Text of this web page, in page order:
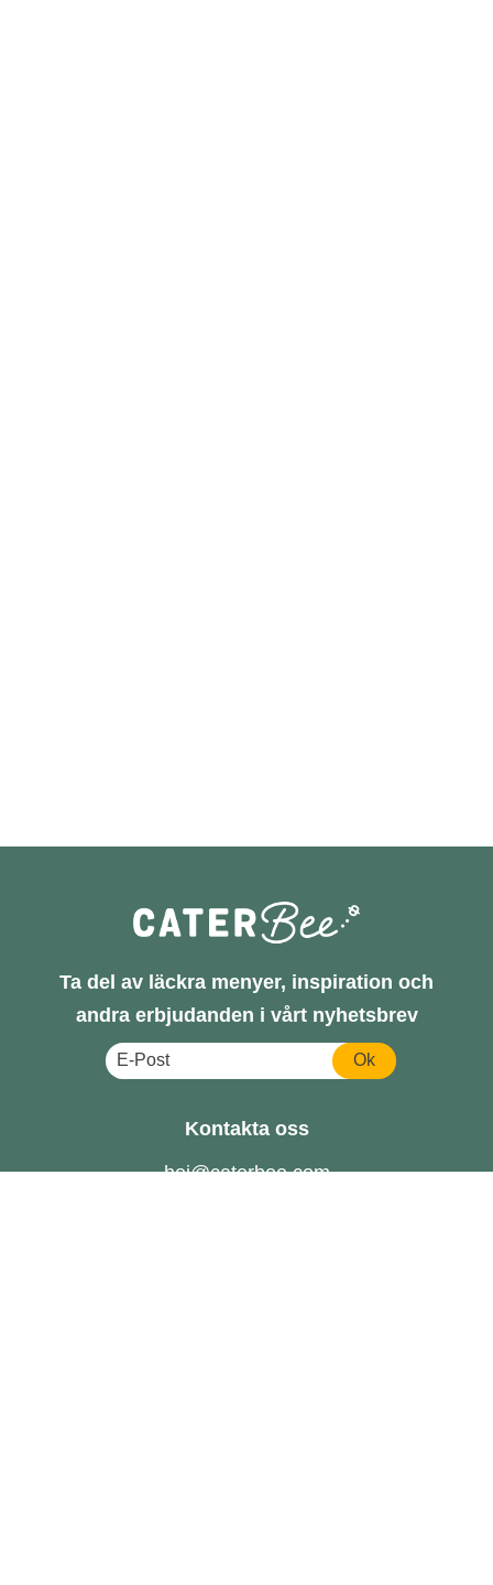
Ta del av läckra menyer, inspiration och
andra erbjudanden i vårt nyhetsbrev
Ok
Kontakta oss
hej@caterbee.com